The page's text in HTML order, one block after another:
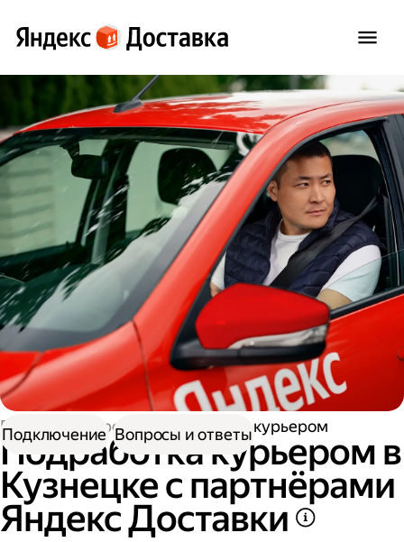
Работа курьером Подработка курьером
Подработка курьером в
Кузнецке с партнёрами
Яндекс Доставки
Подключение Вопросы и ответы